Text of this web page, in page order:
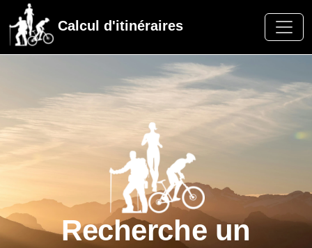
Calcul d'itinéraires
Recherche un